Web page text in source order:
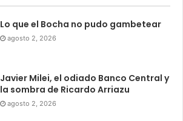
Lo que el Bocha no pudo gambetear
agosto 2, 2026
Javier Milei, el odiado Banco Central y
la sombra de Ricardo Arriazu
agosto 2, 2026